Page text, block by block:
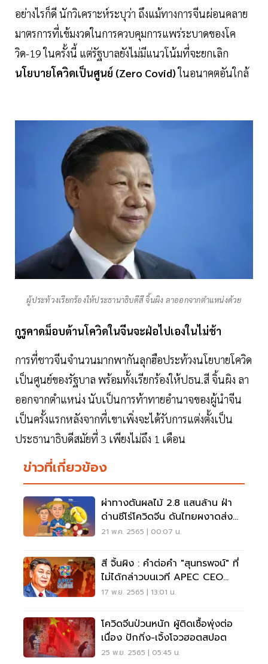
อย่างไรก็ดี นักวิเคราะห์ระบุว่า ถึงแม้ทางการจีนผ่อนคลาย
มาตรการที่เข้มงวดในการควบคุมการแพร่ระบาดของโค
วิด-19 ในครั้งนี้ แต่รัฐบาลยังไม่มีแนวโน้มที่จะยกเลิก
นโยบายโควิดเป็นศูนย์ (Zero Covid)ในอนาคตอันใกล้
ผู้ประท้วงเรียกร้องให้ประธานาธิบดีสี จิ้นผิง ลาออกจากตำแหน่งด้วย
กูรูคาดม็อบต้านโควิดในจีนจะฝ่อไปเองในไม่ช้า
การที่ชาวจีนจำนวนมากพากันลุกฮือประท้วงนโยบายโควิด
เป็นศูนย์ของรัฐบาล พร้อมทั้งเรียกร้องให้ปธน.สี จิ้นผิง ลา
ออกจากตำแหน่ง นับเป็นการท้าทายอำนาจของผู้นำจีน
เป็นครั้งแรกหลังจากที่เขาเพิ่งจะได้รับการแต่งตั้งเป็น
ประธานาธิบดีสมัยที่ 3 เพียงไม่ถึง 1 เดือน
ข่าวที่เกี่ยวข้อง
ผ่าทางตันผลไม้ 2.8 แสนล้าน ฝ่า
ด่านซีโร่โควิดจีน ดันไทยผงาดส่ง
ออกเบอร์ 1 โลก
21 พ.ค. 2565 | 00:07 น.
สี จิ้นผิง : คำต่อคำ "สุนทรพจน์" ที่
ไม่ได้กล่าวบนเวที APEC CEO
Summit
17 พ.ย. 2565 | 13:01 น.
โควิดจีนป่วนหนัก ผู้ติดเชื้อพุ่งต่อ
เนื่อง ปักกิ่ง-เจิ้งโจวฮอตสปอต
25 พ.ย. 2565 | 05:45 น.